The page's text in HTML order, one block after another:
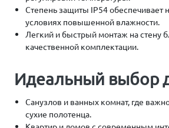
Степень защиты IP54 обеспечивает
условиях повышенной влажности.
Легкий и быстрый монтаж на стену
качественной комплектации.
Идеальный выбор
Санузлов и ванных комнат, где
сухие полотенца.